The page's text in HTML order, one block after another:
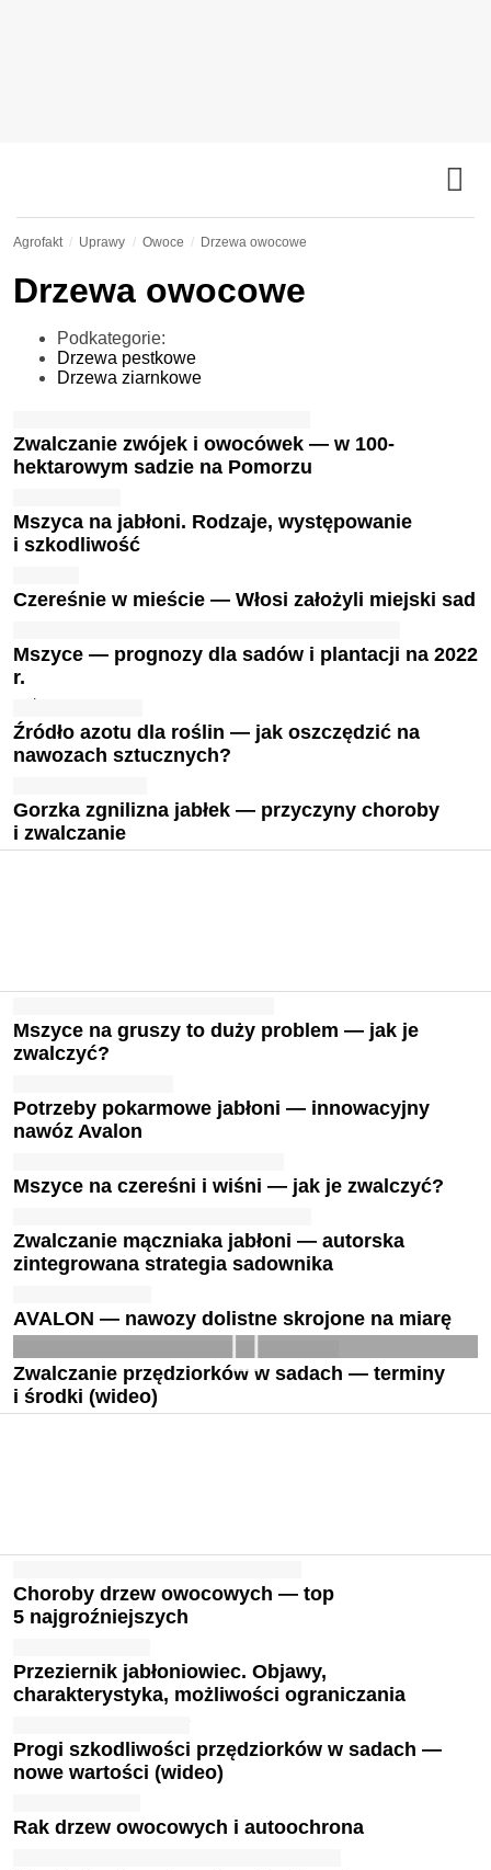
Agrofakt Uprawy Owoce Drzewa owocowe
Drzewa owocowe
Podkategorie:
Drzewa pestkowe
Drzewa ziarnkowe
Zwalczanie zwójek i owocówek — w 100-
hektarowym sadzie na Pomorzu
Mszyca na jabłoni. Rodzaje, występowanie
i szkodliwość
Czereśnie w mieście — Włosi założyli miejski sad
Mszyce — prognozy dla sadów i plantacji na 2022
r.
Źródło azotu dla roślin — jak oszczędzić na
nawozach sztucznych?
Gorzka zgnilizna jabłek — przyczyny choroby
i zwalczanie
Mszyce na gruszy to duży problem — jak je
zwalczyć?
Potrzeby pokarmowe jabłoni — innowacyjny
nawóz Avalon
Mszyce na czereśni i wiśni — jak je zwalczyć?
Zwalczanie mączniaka jabłoni — autorska
zintegrowana strategia sadownika
AVALON — nawozy dolistne skrojone na miarę
Zwalczanie przędziorków w sadach — terminy
i środki (wideo)
Choroby drzew owocowych — top
5 najgroźniejszych
Przeziernik jabłoniowiec. Objawy,
charakterystyka, możliwości ograniczania
Progi szkodliwości przędziorków w sadach —
nowe wartości (wideo)
Rak drzew owocowych i autoochrona